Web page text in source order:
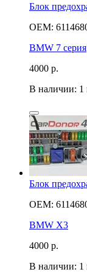
Блок
OEM:
BMW 7 серия
4000 р.
В наличии: 1
Блок
OEM:
BMW X3
4000 р.
В наличии: 1